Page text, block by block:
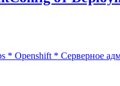
* Openshift * Серверное